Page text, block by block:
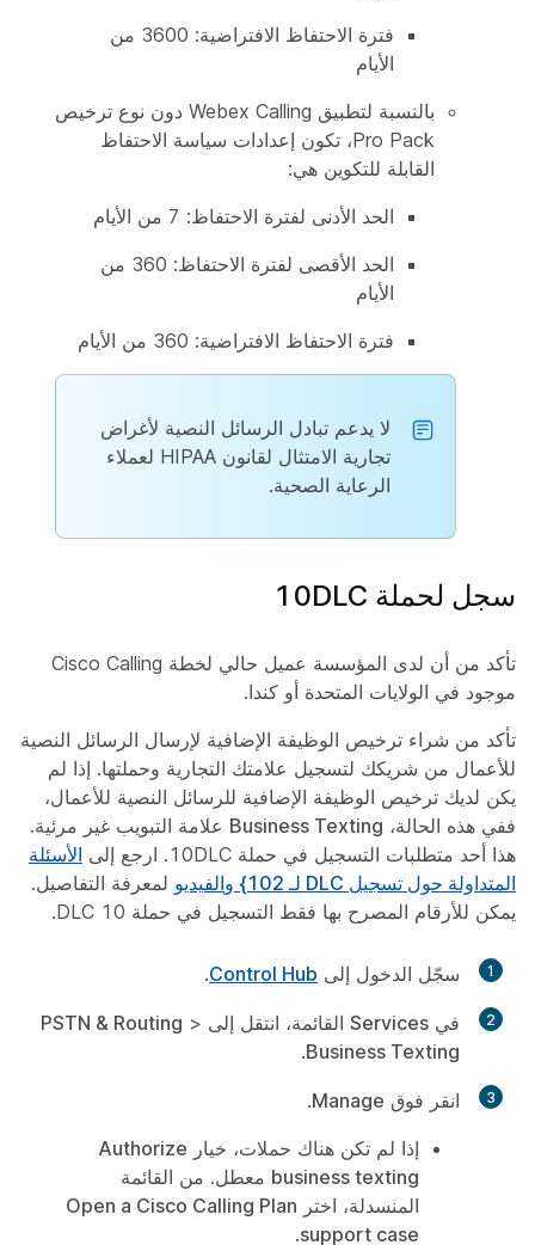
فترة الاحتفاظ الافتراضية: 3600 من
الأيام
بالنسبة لتطبيق Webex Calling دون نوع ترخيص
Pro Pack، تكون إعدادات سياسة الاحتفاظ
القابلة للتكوين هي:
الحد الأدنى لفترة الاحتفاظ: 7 من الأيام
الحد الأقصى لفترة الاحتفاظ: 360 من
الأيام
فترة الاحتفاظ الافتراضية: 360 من الأيام
لا يدعم تبادل الرسائل النصية لأغراض
تجارية الامتثال لقانون HIPAA لعملاء
الرعاية الصحية.
سجل لحملة 10DLC
تأكد من أن لدى المؤسسة عميل حالي لخطة Cisco Calling
موجود في الولايات المتحدة أو كندا.
تأكد من شراء ترخيص الوظيفة الإضافية لإرسال الرسائل النصية
للأعمال من شريكك لتسجيل علامتك التجارية وحملتها. إذا لم
يكن لديك ترخيص الوظيفة الإضافية للرسائل النصية للأعمال،
ففي هذه الحالة، Business Texting علامة التبويب غير مرئية.
هذا أحد متطلبات التسجيل في حملة 10DLC. ارجع إلى
الأسئلة
المتداولة حول تسجيل DLC لـ 102} و
الفيديو لمعرفة التفاصيل.
يمكن للأرقام المصرح بها فقط التسجيل في حملة 10 DLC.
1 سجّل الدخول إلى Control Hub
.
2 في Services القائمة، انتقل إلى PSTN & Routing >
Business Texting
.
3 انقر فوق Manage
.
إذا لم تكن هناك حملات، خيار Authorize
business texting معطل. من القائمة
المنسدلة، اختر Open a Cisco Calling Plan
support case
.